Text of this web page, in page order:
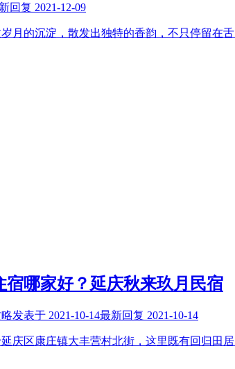
回复 2021-12-09
月的沉淀，散发出独特的香韵，不只停留在
哪家好？延庆秋来玖月民宿
发表于 2021-10-14最新回复 2021-10-14
庆区康庄镇大丰营村北街，这里既有回归田